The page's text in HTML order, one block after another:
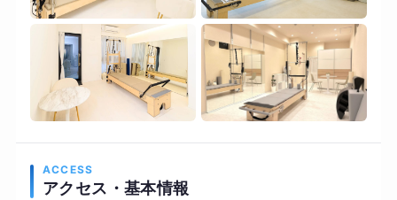
ACCESS
アクセス・基本情報